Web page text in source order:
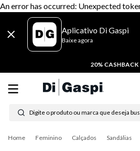
An error has occurred: Unexpected
Aplicativo Di Gaspi
Baixe agora
20% CASHBACK
Digite o produto ou marca que deseja
Feminino Calçados Sandálias
Termos mais buscados
1º tênis feminino